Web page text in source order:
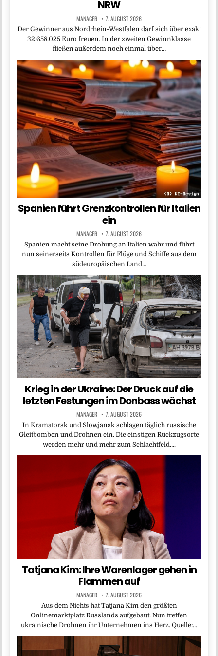
NRW
MANAGER 7. AUGUST 2026
Der Gewinner aus Nordrhein-Westfalen darf sich über exakt
32.658.025 Euro freuen. In der zweiten Gewinnklasse
fließen außerdem noch einmal über…
Spanien führt Grenzkontrollen für Italien
ein
MANAGER 7. AUGUST 2026
Spanien macht seine Drohung an Italien wahr und führt
nun seinerseits Kontrollen für Flüge und Schiffe aus dem
südeuropäischen Land…
Krieg in der Ukraine: Der Druck auf die
letzten Festungen im Donbass wächst
MANAGER 7. AUGUST 2026
In Kramatorsk und Slowjansk schlagen täglich russische
Gleitbomben und Drohnen ein. Die einstigen Rückzugsorte
werden mehr und mehr zum Schlachtfeld….
Tatjana Kim: Ihre Warenlager gehen in
Flammen auf
MANAGER 7. AUGUST 2026
Aus dem Nichts hat Tatjana Kim den größten
Onlinemarktplatz Russlands aufgebaut. Nun treffen
ukrainische Drohnen ihr Unternehmen ins Herz. Quelle:…